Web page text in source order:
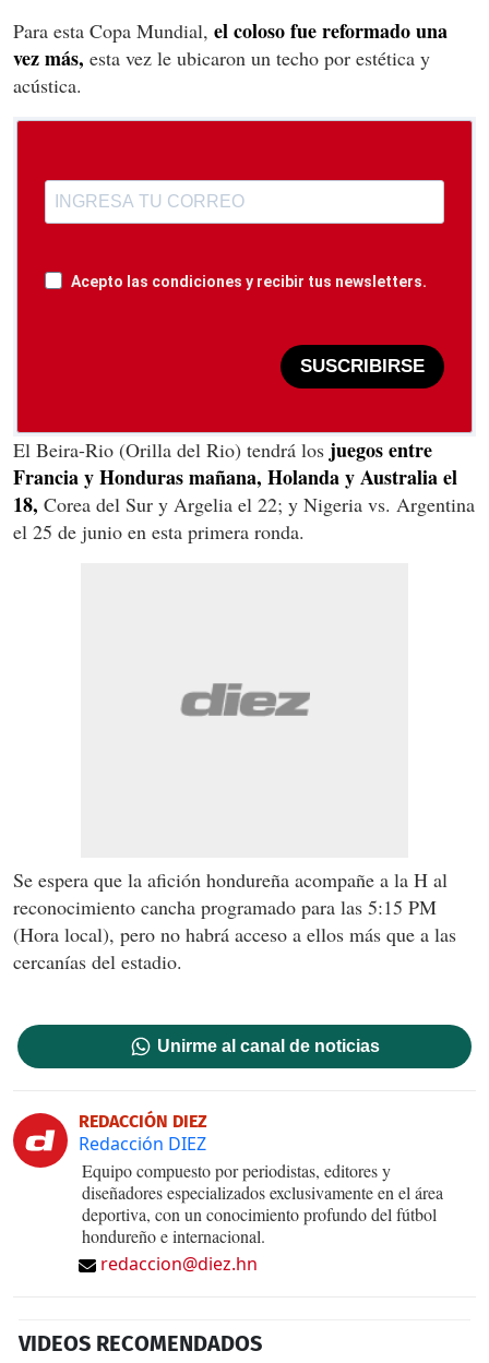
Para esta Copa Mundial, el coloso fue reformado una
vez más, esta vez le ubicaron un techo por estética y
acústica.
Acepto las condiciones y recibir tus newsletters.
SUSCRIBIRSE
El Beira-Rio (Orilla del Rio) tendrá los juegos entre
Francia y Honduras mañana, Holanda y Australia el
18, Corea del Sur y Argelia el 22; y Nigeria vs. Argentina
el 25 de junio en esta primera ronda.
Se espera que la afición hondureña acompañe a la H al
reconocimiento cancha programado para las 5:15 PM
(Hora local), pero no habrá acceso a ellos más que a las
cercanías del estadio.
Unirme al canal de noticias
REDACCIÓN DIEZ
Redacción DIEZ
Equipo compuesto por periodistas, editores y
diseñadores especializados exclusivamente en el área
deportiva, con un conocimiento profundo del fútbol
hondureño e internacional.
redaccion@diez.hn
VIDEOS RECOMENDADOS